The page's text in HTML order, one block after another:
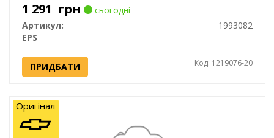
1 291 грн
сьогодні
Артикул:
1993082
EPS
ПРИДБАТИ Код: 1219076-20
Оригінал